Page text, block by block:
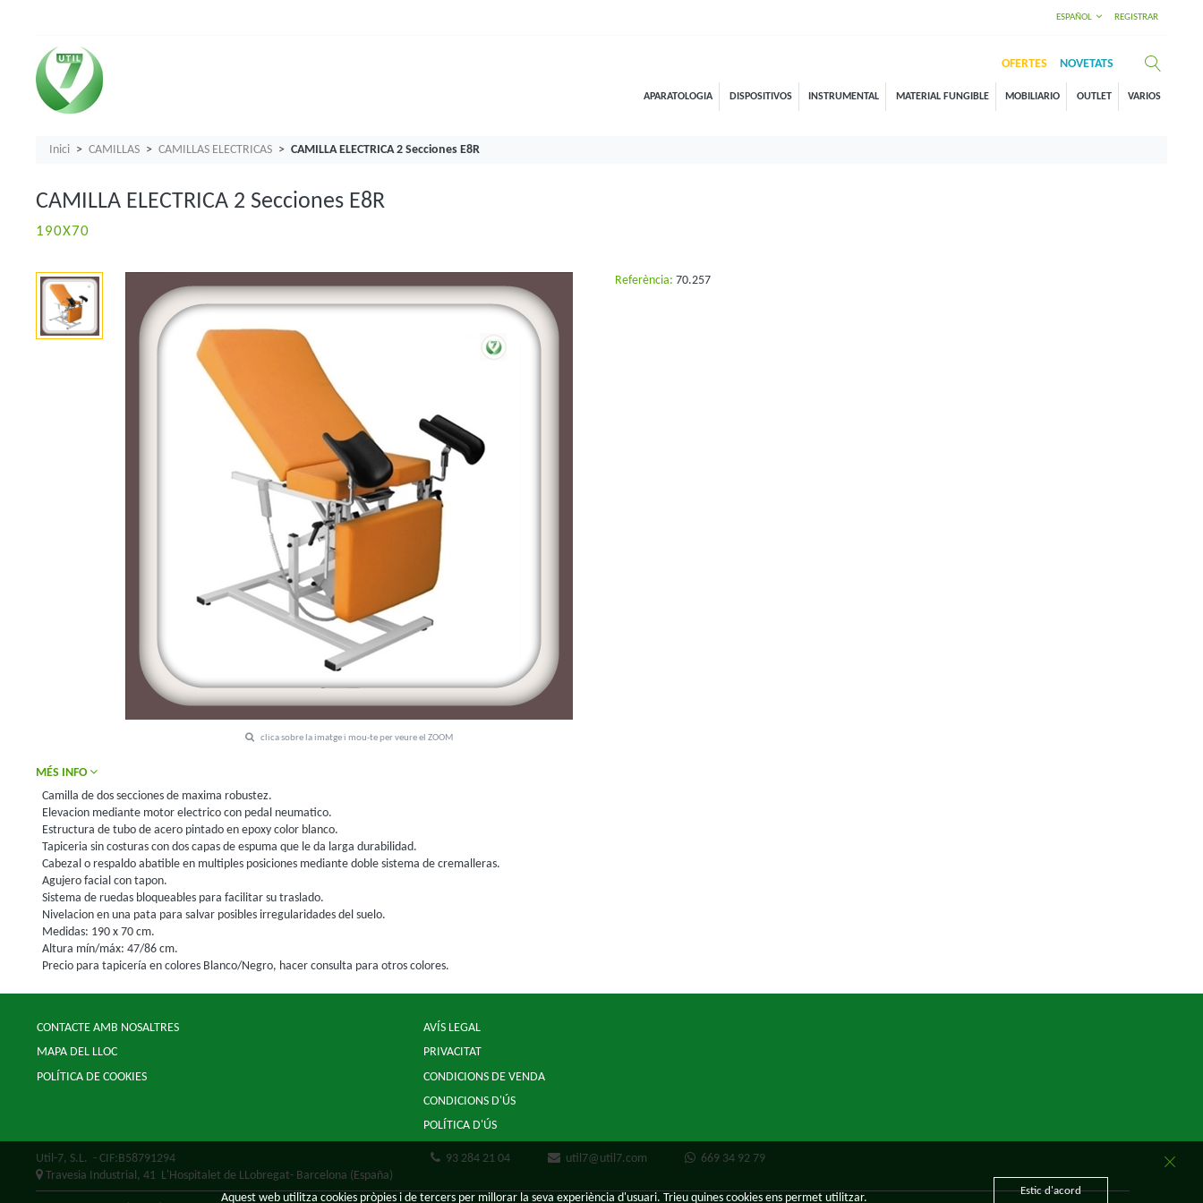
ESPAÑOL REGISTRAR
OFERTES NOVETATS
APARATOLOGIA DISPOSITIVOS INSTRUMENTAL MATERIAL FUNGIBLE MOBILIARIO OUTLET VARIOS
Inici CAMILLAS CAMILLAS ELECTRICAS CAMILLA ELECTRICA 2 Secciones E8R
CAMILLA ELECTRICA 2 Secciones E8R
190X70
clica sobre la imatge i mou-te per veure el ZOOM
Referència: 70.257
MÉS INFO
Camilla de dos secciones de maxima robustez.
Elevacion mediante motor electrico con pedal neumatico.
Estructura de tubo de acero pintado en epoxy color blanco.
Tapiceria sin costuras con dos capas de espuma que le da larga durabilidad.
Cabezal o respaldo abatible en multiples posiciones mediante doble sistema de cremalleras.
Agujero facial con tapon.
Sistema de ruedas bloqueables para facilitar su traslado.
Nivelacion en una pata para salvar posibles irregularidades del suelo.
Medidas: 190 x 70 cm.
Altura mín/máx: 47/86 cm.
Precio para tapicería en colores Blanco/Negro, hacer consulta para otros colores.
CONTACTE AMB NOSALTRES
MAPA DEL LLOC
POLÍTICA DE COOKIES
AVÍS LEGAL
PRIVACITAT
CONDICIONS DE VENDA
CONDICIONS D'ÚS
POLÍTICA D'ÚS
Util-7, S.L. - CIF:B58791294
Travesia Industrial, 41 L'Hospitalet de LLobregat- Barcelona (España)
93 284 21 04 util7@util7.com 669 34 92 79
Aquest web utilitza cookies pròpies i de tercers per millorar la seva experiència d'usuari. Trieu quines cookies ens permet utilitzar.
Estic d'acord